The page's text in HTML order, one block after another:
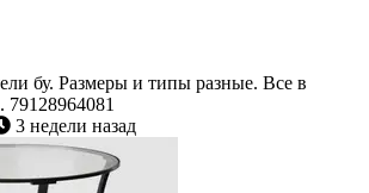
бу. Размеры и типы разные. Все в
79128964081
3 недели назад